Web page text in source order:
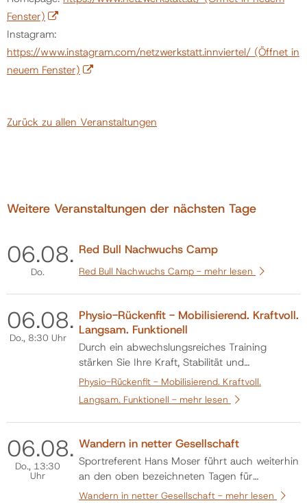
Politik
Gemeinde
Fenster)
Instagram:
https://www.instagram.com/netzwerkstatt.innviertel/ (Öffnet in
neuem Fenster)
Zurück zu allen Veranstaltungen
Weitere Veranstaltungen der nächsten Tage
06.08.
Do.
Red Bull Nachwuchs Camp
Red Bull Nachwuchs Camp - mehr lesen
06.08.
Do., 8:30 Uhr
Physio-Rückenfit - Mobilisierend. Kraftvoll.
Langsam. Funktionell
Durch ein abwechslungsreiches Training
stärken Sie Ihre Kraft, Stabilität und
Beweglichkeit im gesamten Körper – gezielt zur
Linderung und Vorbeugung von Beschwerden.
Das erwartet Sie • Kräftigung der gesamten
Rumpfmuskulatur, besonders der tiefen Core-
Muskulatur • Verbesserung der Körperhalt…
Physio-Rückenfit - Mobilisierend. Kraftvoll.
Langsam. Funktionell - mehr lesen
06.08.
Do., 13:30
Uhr
Wandern in netter Gesellschaft
Sportreferent Hans Moser führt auch weiterhin
an den oben bezeichneten Tagen für
interessierte Mitglieder, deren Verwandte und
Wandern in netter Gesellschaft - mehr lesen